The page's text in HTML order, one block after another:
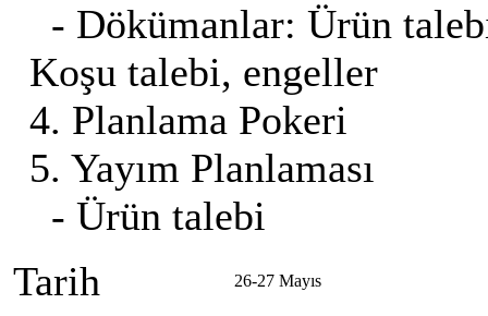
- Dökümanlar: Ürün
Koşu talebi, engeller
4. Planlama Pokeri
5. Yayım Planlaması
- Ürün talebi
Tarih
26-27 Mayıs